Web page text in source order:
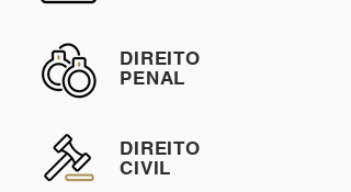
DIREITO
PENAL
DIREITO
CIVIL